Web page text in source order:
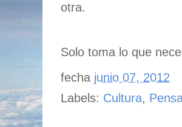
otra.
Solo toma lo que
fecha junio 07, 2012
Labels: Cultura,